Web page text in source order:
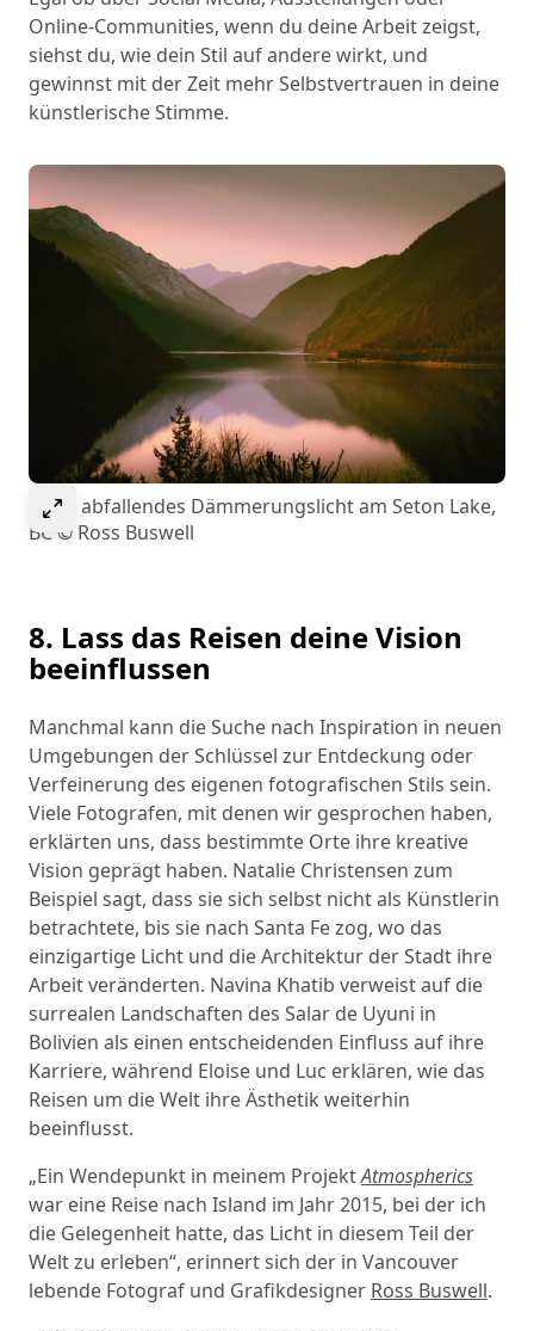
Online-Communities, wenn du deine Arbeit zeigst,
siehst du, wie dein Stil auf andere wirkt, und
gewinnst mit der Zeit mehr Selbstvertrauen in deine
künstlerische Stimme.
Select to expand image
Sanft abfallendes Dämmerungslicht am Seton Lake,
BC © Ross Buswell
8. Lass das Reisen deine Vision
beeinflussen
Manchmal kann die Suche nach Inspiration in neuen
Umgebungen der Schlüssel zur Entdeckung oder
Verfeinerung des eigenen fotografischen Stils sein.
Viele Fotografen, mit denen wir gesprochen haben,
erklärten uns, dass bestimmte Orte ihre kreative
Vision geprägt haben. Natalie Christensen zum
Beispiel sagt, dass sie sich selbst nicht als Künstlerin
betrachtete, bis sie nach Santa Fe zog, wo das
einzigartige Licht und die Architektur der Stadt ihre
Arbeit veränderten. Navina Khatib verweist auf die
surrealen Landschaften des Salar de Uyuni in
Bolivien als einen entscheidenden Einfluss auf ihre
Karriere, während Eloise und Luc erklären, wie das
Reisen um die Welt ihre Ästhetik weiterhin
beeinflusst.
„Ein Wendepunkt in meinem ProjektAtmospherics
war eine Reise nach Island im Jahr 2015, bei der ich
die Gelegenheit hatte, das Licht in diesem Teil der
Welt zu erleben“, erinnert sich der in Vancouver
lebende Fotograf und Grafikdesigner Ross Buswell.